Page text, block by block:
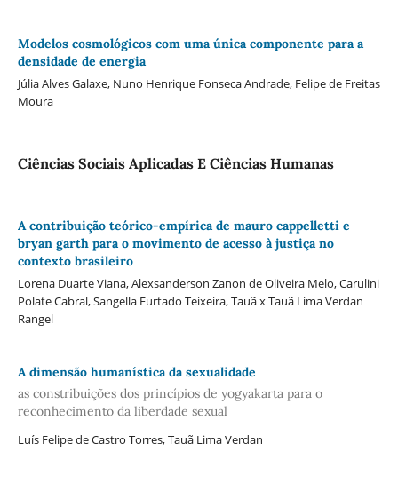
Modelos cosmológicos com uma única componente para a
densidade de energia
Júlia Alves Galaxe, Nuno Henrique Fonseca Andrade, Felipe de Freitas
Moura
Ciências Sociais Aplicadas E Ciências Humanas
A contribuição teórico-empírica de mauro cappelletti e
bryan garth para o movimento de acesso à justiça no
contexto brasileiro
Lorena Duarte Viana, Alexsanderson Zanon de Oliveira Melo, Carulini
Polate Cabral, Sangella Furtado Teixeira, Tauã x Tauã Lima Verdan
Rangel
A dimensão humanística da sexualidade
as constribuições dos princípios de yogyakarta para o
reconhecimento da liberdade sexual
Luís Felipe de Castro Torres, Tauã Lima Verdan